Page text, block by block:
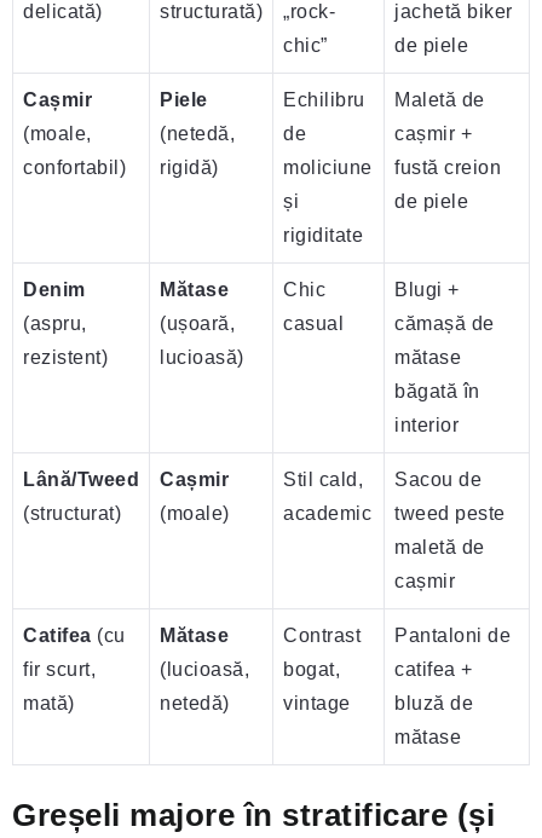
delicată) structurată)
„rock-
chic”
jachetă biker
de piele
Cașmir
(moale,
confortabil)
Piele
(netedă,
rigidă)
Echilibru
de
moliciune
și
rigiditate
Maletă de
cașmir +
fustă creion
de piele
Denim
(aspru,
rezistent)
Mătase
(ușoară,
lucioasă)
Chic
casual
Blugi +
cămașă de
mătase
băgată în
interior
Lână/Tweed
(structurat)
Cașmir
(moale)
Stil cald,
academic
Sacou de
tweed peste
maletă de
cașmir
Catifea (cu
fir scurt,
mată)
Mătase
(lucioasă,
netedă)
Contrast
bogat,
vintage
Pantaloni de
catifea +
bluză de
mătase
Greșeli majore în stratificare (și